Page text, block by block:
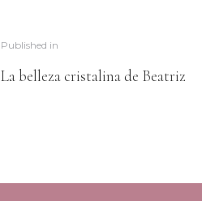
Published in
La belleza cristalina de Beatriz